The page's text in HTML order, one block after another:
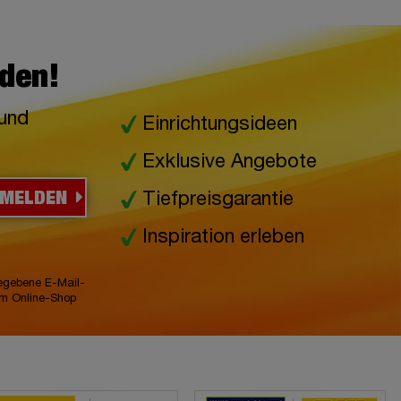
E-Mail-
Online-Shop
Einrichtungsideen
Exklusive Angebote
Tiefpreisgarantie
Inspiration erleben